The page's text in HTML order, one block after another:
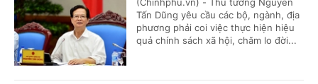
Tấn Dũng yêu cầu các bộ, ngành, địa
phương phải coi việc thực hiện hiệu
quả chính sách xã hội, chăm lo đời...